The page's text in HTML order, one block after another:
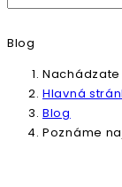
Blog
Nachádzate
Hlavná
Blog
Poznáme